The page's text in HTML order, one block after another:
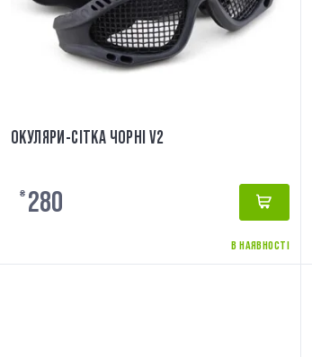
ОКУЛЯРИ-СІТКА ЧОРНІ V2
₴ 280
В НАЯВНОСТІ